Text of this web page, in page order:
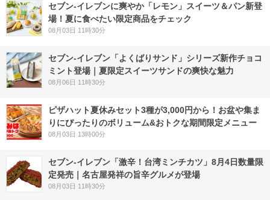
セブン‐イレブンに爽やか「レモン」スイーツ＆パン新登
場！夏に食べたい限定商品をチェック
08月03日 11時30分
セブン‐イレブン「よくばりサンド」シリーズ新作チョコ
ミント登場｜夏限定スイーツサンドの爽快な魅力
08月06日 11時30分
ピザハット夏休みセット3種が3,000円から！お盆や集ま
りにぴったりのボリューム&おトクな期間限定メニュー
08月03日 13時00分
セブン-イレブン「激辛！台湾ミンチカツ」8月4日数量限
定発売｜名古屋発祥の旨辛グルメが登場
08月03日 11時30分